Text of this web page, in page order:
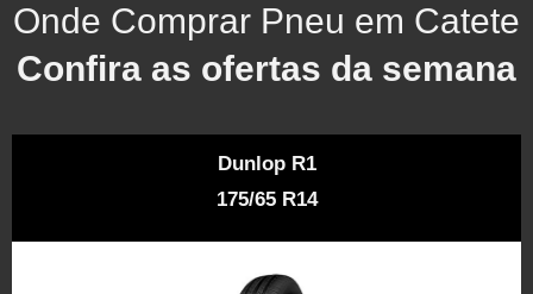
Onde Comprar Pneu em Catete
Confira as ofertas da semana
Dunlop R1
175/65 R14